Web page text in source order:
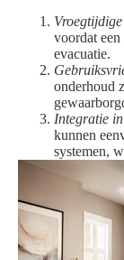
voordat
evacuatie.
onderhoud
Integratie
kunnen
systemen,